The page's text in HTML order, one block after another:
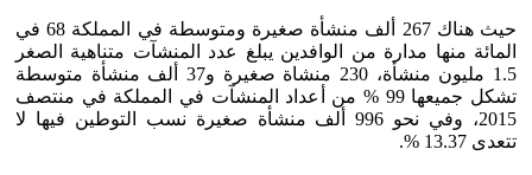
حيث هناك 267 ألف منشأة صغيرة ومتوسطة في المملكة 68 في
المائة منها مدارة من الوافدين يبلغ عدد المنشآت متناهية الصغر
1.5 مليون منشأة، 230 منشاة صغيرة و37 ألف منشأة متوسطة
تشكل جميعها 99 % من أعداد المنشآت في المملكة في منتصف
2015، وفي نحو 996 ألف منشأة صغيرة نسب التوطين فيها لا
تتعدى 13.37 %.